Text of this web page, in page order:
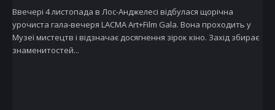
Ввечері 4 листопада в Лос-Анджелесі відбулася щорічна
урочиста гала-вечеря LACMA Art+Film Gala. Вона проходить у
Музеї мистецтв і відзначає досягнення зірок кіно. Захід збирає
знаменитостей...